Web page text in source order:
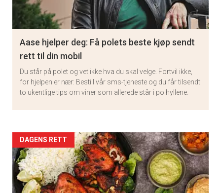
Aase hjelper deg: Få polets beste kjøp sendt
rett til din mobil
Du står på polet og vet ikke hva du skal velge. Fortvil ikke,
for hjelpen er nær: Bestill vår sms-tjeneste og du får tilsendt
to ukentlige tips om viner som allerede står i polhyllene.
Artikler
detail
-
DAGENS RETT